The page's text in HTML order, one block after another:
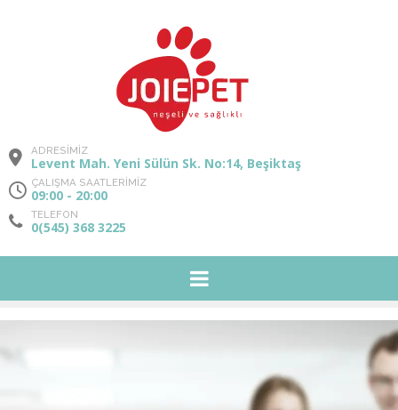
ADRESİMİZ
Levent Mah. Yeni Sülün Sk. No:14, Beşiktaş
ÇALIŞMA SAATLERİMİZ
09:00 - 20:00
TELEFON
0(545) 368 3225